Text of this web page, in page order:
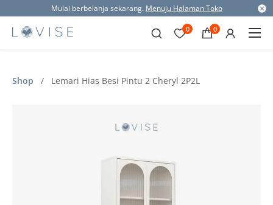
Mulai berbelanja sekarang. Menuju Halaman Toko
0 0
Shop / Lemari Hias Besi Pintu 2 Cheryl 2P2L